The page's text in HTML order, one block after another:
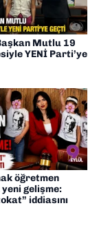
Mutlu 19
YENİ Parti’ye
öğretmen
yeni gelişme:
iddiasını